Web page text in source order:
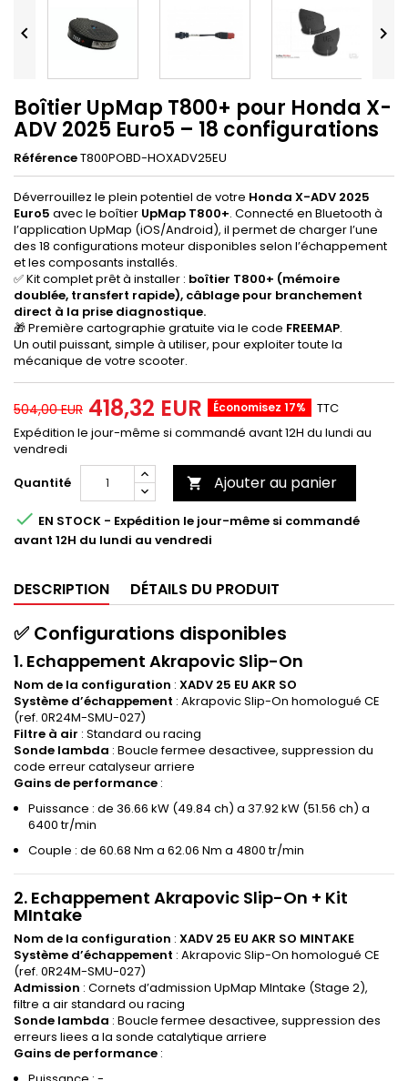
 
Boîtier UpMap T800+ pour Honda X-
ADV 2025 Euro5 – 18 configurations
RéférenceT800POBD-HOXADV25EU
Déverrouillez le plein potentiel de votre Honda X-ADV 2025
Euro5 avec le boîtier UpMap T800+. Connecté en Bluetooth à
l’application UpMap (iOS/Android), il permet de charger l’une
des 18 configurations moteur disponibles selon l’échappement
et les composants installés.
✅ Kit complet prêt à installer : boîtier T800+ (mémoire
doublée, transfert rapide), câblage pour branchement
direct à la prise diagnostique.
🎁 Première cartographie gratuite via le code FREEMAP.
Un outil puissant, simple à utiliser, pour exploiter toute la
mécanique de votre scooter.
504,00 EUR 418,32 EUR Économisez 17%
TTC
Expédition le jour-même si commandé avant 12H du lundi au
vendredi
Quantité
 Ajouter au panier
 EN STOCK - Expédition le jour-même si commandé
avant 12H du lundi au vendredi
DESCRIPTION DÉTAILS DU PRODUIT
✅ Configurations disponibles
1. Echappement Akrapovic Slip-On
Nom de la configuration : XADV 25 EU AKR SO
Système d’échappement : Akrapovic Slip-On homologué CE
(ref. 0R24M-SMU-027)
Filtre à air : Standard ou racing
Sonde lambda : Boucle fermee desactivee, suppression du
code erreur catalyseur arriere
Gains de performance :
Puissance : de 36.66 kW (49.84 ch) a 37.92 kW (51.56 ch) a
6400 tr/min
Couple : de 60.68 Nm a 62.06 Nm a 4800 tr/min
2. Echappement Akrapovic Slip-On + Kit
MIntake
Nom de la configuration : XADV 25 EU AKR SO MINTAKE
Système d’échappement : Akrapovic Slip-On homologué CE
(ref. 0R24M-SMU-027)
Admission : Cornets d’admission UpMap MIntake (Stage 2),
filtre a air standard ou racing
Sonde lambda : Boucle fermee desactivee, suppression des
erreurs liees a la sonde catalytique arriere
Gains de performance :